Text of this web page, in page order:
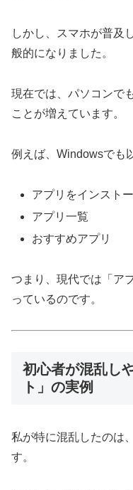
しかし、スマホが普及
般的になりました。
現在では、パソコンで
ことが増えています。
例えば、Windowsでも
アプリをインスト
アプリ一覧
おすすめアプリ
つまり、現代では「ア
っているのです。
初心者が混乱し
ト」の実例
私が特に混乱したのは
す。